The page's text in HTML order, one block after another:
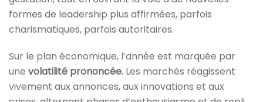
formes de leadership plus affirmées, parfois
charismatiques, parfois autoritaires.
Sur le plan économique, l’année est marquée par
une volatilité prononcée. Les marchés réagissent
vivement aux annonces, aux innovations et aux